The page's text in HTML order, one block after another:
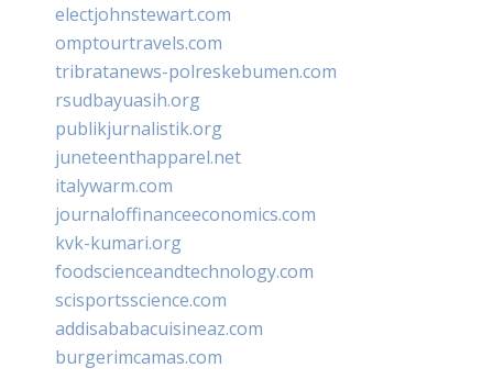
electjohnstewart.com
omptourtravels.com
tribratanews-polreskebumen.com
rsudbayuasih.org
publikjurnalistik.org
juneteenthapparel.net
italywarm.com
journaloffinanceeconomics.com
kvk-kumari.org
foodscienceandtechnology.com
scisportsscience.com
addisababacuisineaz.com
burgerimcamas.com